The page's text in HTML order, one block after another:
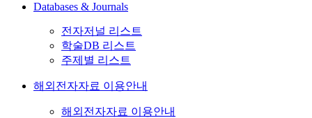
Databases & Journals
전자저널 리스트
학술DB 리스트
주제별 리스트
해외전자자료 이용안내
해외전자자료 이용안내